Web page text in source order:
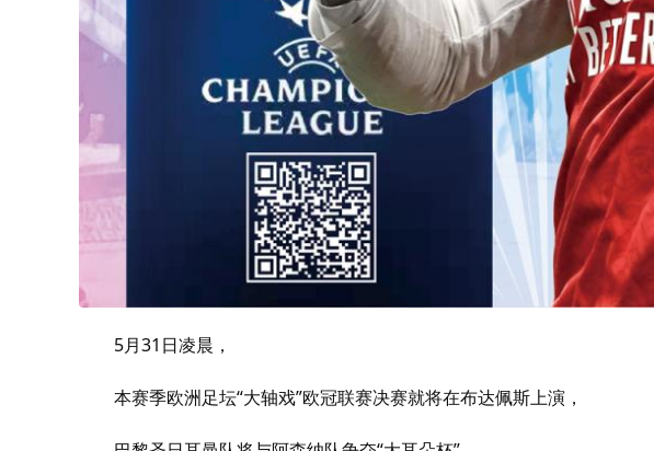
5月31日凌晨，
本赛季欧洲足坛“大轴戏”欧冠联赛决赛就将在布达佩斯上演，